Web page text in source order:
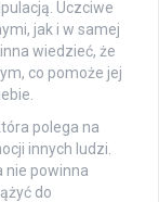
Uczciwe
jak i w samej
wiedzieć, że
co pomoże jej
polega na
innych ludzi.
nie powinna
do